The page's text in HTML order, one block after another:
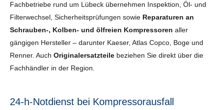
Fachbetriebe rund um Lübeck übernehmen Inspektion, Öl- und
Filterwechsel, Sicherheits­prüfungen sowie Reparaturen an
Schrauben-, Kolben- und ölfreien Kompressoren aller
gängigen Hersteller – darunter Kaeser, Atlas Copco, Boge und
Renner. Auch Originalersatzteile beziehen Sie direkt über die
Fachhändler in der Region.
24-h-Notdienst bei Kompressorausfall